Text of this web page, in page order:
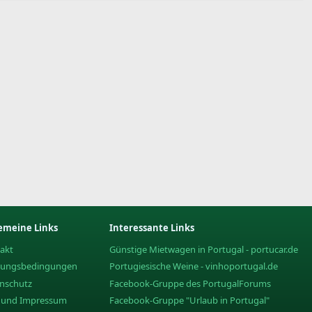
Links
Impressum
Interessante Links
Günstige Mietwagen in Portugal - portucar.de
Portugiesische Weine - vinhoportugal.de
Facebook-Gruppe des PortugalForums
Facebook-Gruppe "Urlaub in Portugal"